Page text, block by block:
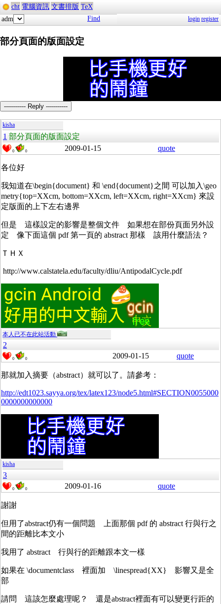
cht 電腦資訊 文書排版 TeX
adm
Find login register
部分頁面的版面設定
----------- Reply -----------
kisha
1 部分頁面的版面設定
0 0 2009-01-15 quote
各位好
我知道在\begin{document} 和 \end{document}之間 可以加入\geo
metry{top=XXcm, bottom=XXcm, left=XXcm, right=XXcm} 來設
定版面的上下左右邊界
但是 這樣設定的影響是整個文件 如果想在部份頁面另外設
定 像下面這個 pdf 第一頁的 abstract 那樣 該用什麼語法？
ＴＨＸ
http://www.calstatela.edu/faculty/dliu/AntipodalCycle.pdf
本人已不在此站活動
2
0 0 2009-01-15 quote
那就加入摘要（abstract）就可以了。請參考：
http://edt1023.sayya.org/tex/latex123/node5.html#SECTION0055000
0000000000000
kisha
3
0 0 2009-01-16 quote
謝謝
但用了abstract仍有一個問題 上面那個 pdf 的 abstract 行與行之
間的距離比本文小
我用了 abstract 行與行的距離跟本文一樣
如果在 \documentclass 裡面加 \linespread{XX} 影響又是全
部
請問 這該怎麼處理呢？ 還是abstract裡面有可以變更行距的